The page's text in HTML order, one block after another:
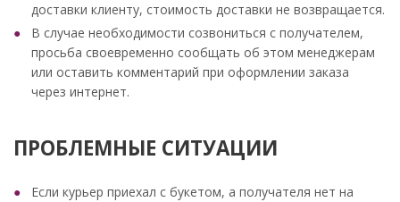
доставки клиенту, стоимость доставки не возвращается.
В случае необходимости созвониться с получателем,
просьба своевременно сообщать об этом менеджерам
или оставить комментарий при оформлении заказа
через интернет.
ПРОБЛЕМНЫЕ СИТУАЦИИ
Если курьер приехал с букетом, а получателя нет на